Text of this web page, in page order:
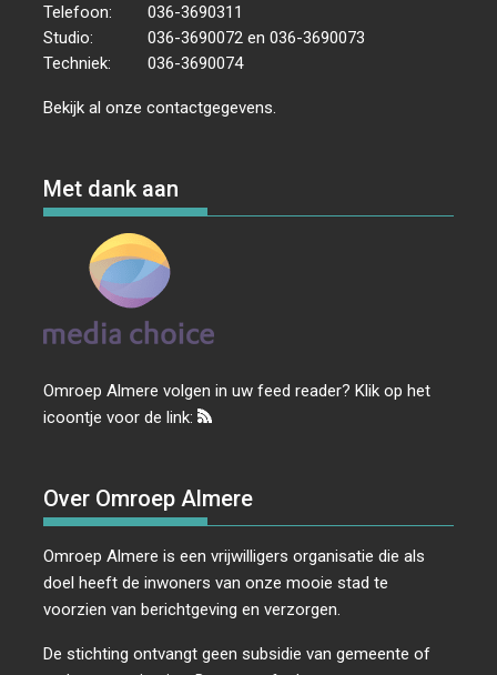
Telefoon:
036-3690311
Studio:
036-3690072 en 036-3690073
Techniek:
036-3690074
Bekijk al onzecontactgegevens
Met dank aan
Omroep Almere volgen in uw feed reader? Klik op het
icoontje voor de link:
Over Omroep Almere
Omroep Almere is een vrijwilligers organisatie die als
doel heeft de inwoners van onze mooie stad te
voorzien van berichtgeving en verzorgen.
De stichting ontvangt geen subsidie van gemeente of